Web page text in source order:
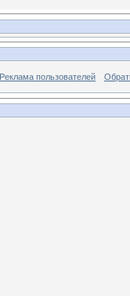
Реклама пользователей